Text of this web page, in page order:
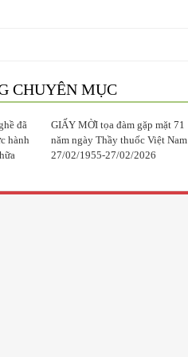
CHUYÊN MỤC
đã
hành
GIẤY MỜI tọa đàm gặp mặt 71
năm ngày Thầy thuốc Việt Nam
27/02/1955-27/02/2026